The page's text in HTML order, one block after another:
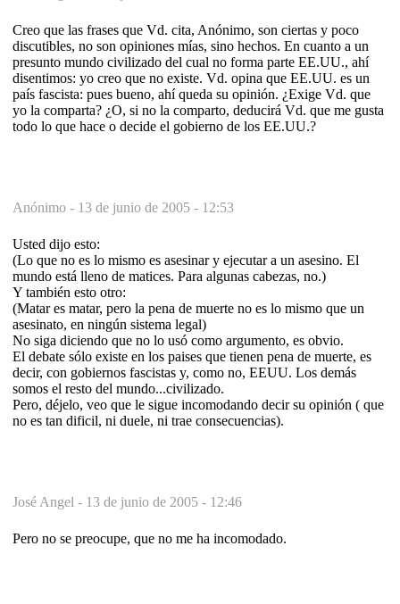
Creo que las frases que Vd. cita, Anónimo, son ciertas y poco
discutibles, no son opiniones mías, sino hechos. En cuanto a un
presunto mundo civilizado del cual no forma parte EE.UU., ahí
disentimos: yo creo que no existe. Vd. opina que EE.UU. es un
país fascista: pues bueno, ahí queda su opinión. ¿Exige Vd. que
yo la comparta? ¿O, si no la comparto, deducirá Vd. que me gusta
todo lo que hace o decide el gobierno de los EE.UU.?
Anónimo - 13 de junio de 2005 - 12:53
Usted dijo esto:
(Lo que no es lo mismo es asesinar y ejecutar a un asesino. El
mundo está lleno de matices. Para algunas cabezas, no.)
Y también esto otro:
(Matar es matar, pero la pena de muerte no es lo mismo que un
asesinato, en ningún sistema legal)
No siga diciendo que no lo usó como argumento, es obvio.
El debate sólo existe en los paises que tienen pena de muerte, es
decir, con gobiernos fascistas y, como no, EEUU. Los demás
somos el resto del mundo...civilizado.
Pero, déjelo, veo que le sigue incomodando decir su opinión ( que
no es tan dificil, ni duele, ni trae consecuencias).
José Angel - 13 de junio de 2005 - 12:46
Pero no se preocupe, que no me ha incomodado.